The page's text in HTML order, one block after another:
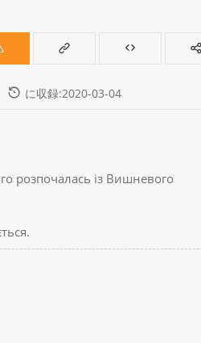
に収録:2020-03-04
розпочалась із Вишневого